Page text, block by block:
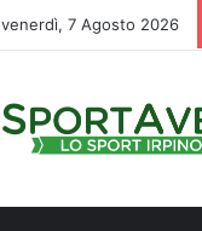
venerdì, 7 Agosto 2026